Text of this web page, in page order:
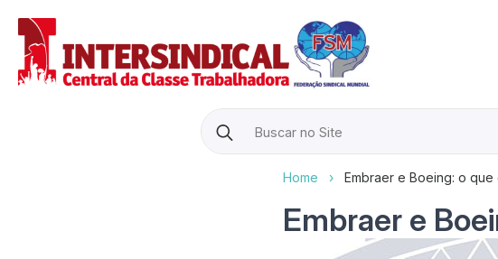
Search
for:
Home › Embraer e Boeing: o que
Embraer e